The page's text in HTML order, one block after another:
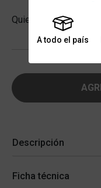
A todo el país
Quiero -
Cantidad
Descripción
Ficha técnica